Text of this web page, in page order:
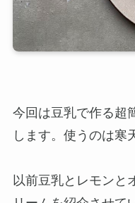
今回は豆乳で作る超
します。使うのは寒
以前豆乳とレモンと